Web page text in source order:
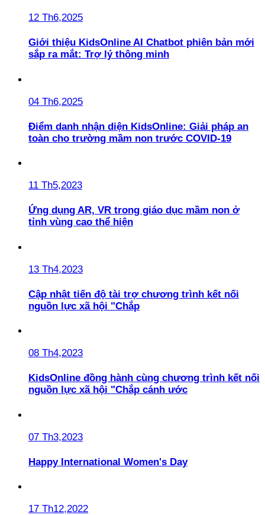
12 Th6,2025
Giới thiệu KidsOnline AI Chatbot phiên bản mới
sắp ra mắt: Trợ lý thông minh
04 Th6,2025
Điểm danh nhận diện KidsOnline: Giải pháp an
toàn cho trường mầm non trước COVID-19
11 Th5,2023
Ứng dụng AR, VR trong giáo dục mầm non ở
tỉnh vùng cao thể hiện
13 Th4,2023
Cập nhật tiến độ tài trợ chương trình kết nối
nguồn lực xã hội "Chắp
08 Th4,2023
KidsOnline đồng hành cùng chương trình kết nối
nguồn lực xã hội "Chắp cánh ước
07 Th3,2023
Happy International Women's Day
17 Th12,2022